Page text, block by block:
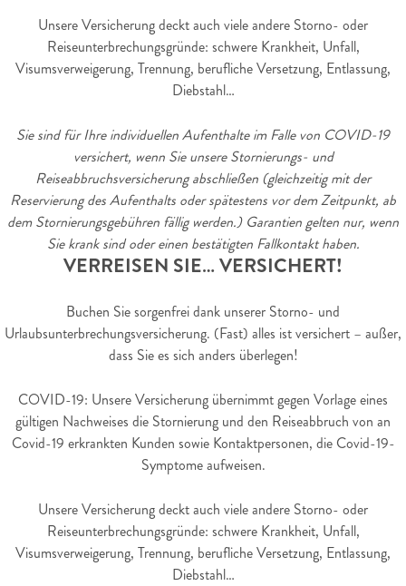
Unsere Versicherung deckt auch viele andere Storno- oder
Reiseunterbrechungsgründe: schwere Krankheit, Unfall,
Visumsverweigerung, Trennung, berufliche Versetzung, Entlassung,
Diebstahl…
Sie sind für Ihre individuellen Aufenthalte im Falle von COVID-19
versichert, wenn Sie unsere Stornierungs- und
Reiseabbruchsversicherung abschließen (gleichzeitig mit der
Reservierung des Aufenthalts oder spätestens vor dem Zeitpunkt, ab
dem Stornierungsgebühren fällig werden.) Garantien gelten nur, wenn
Sie krank sind oder einen bestätigten Fallkontakt haben.
VERREISEN SIE… VERSICHERT!
Buchen Sie sorgenfrei dank unserer Storno- und
Urlaubsunterbrechungsversicherung. (Fast) alles ist versichert – außer,
dass Sie es sich anders überlegen!
COVID-19: Unsere Versicherung übernimmt gegen Vorlage eines
gültigen Nachweises die Stornierung und den Reiseabbruch von an
Covid-19 erkrankten Kunden sowie Kontaktpersonen, die Covid-19-
Symptome aufweisen.
Unsere Versicherung deckt auch viele andere Storno- oder
Reiseunterbrechungsgründe: schwere Krankheit, Unfall,
Visumsverweigerung, Trennung, berufliche Versetzung, Entlassung,
Diebstahl…